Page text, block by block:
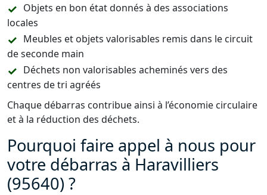
Objets en bon état donnés à des associations
locales
Meubles et objets valorisables remis dans le circuit
de seconde main
Déchets non valorisables acheminés vers des
centres de tri agréés
Chaque débarras contribue ainsi à l’économie circulaire
et à la réduction des déchets.
Pourquoi faire appel à nous pour
votre débarras à Haravilliers
(95640) ?